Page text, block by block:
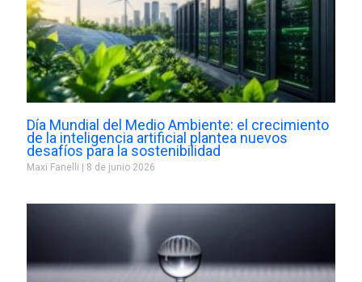
Día Mundial del Medio Ambiente: el crecimiento
de la inteligencia artificial plantea nuevos
desafíos para la sostenibilidad
Maxi Fanelli 8 de junio 2026